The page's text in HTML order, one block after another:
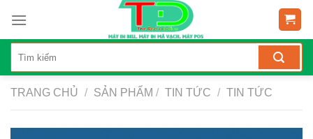
content
TRANG CHỦ / SẢN PHẨM / TIN TỨC / TIN TỨC